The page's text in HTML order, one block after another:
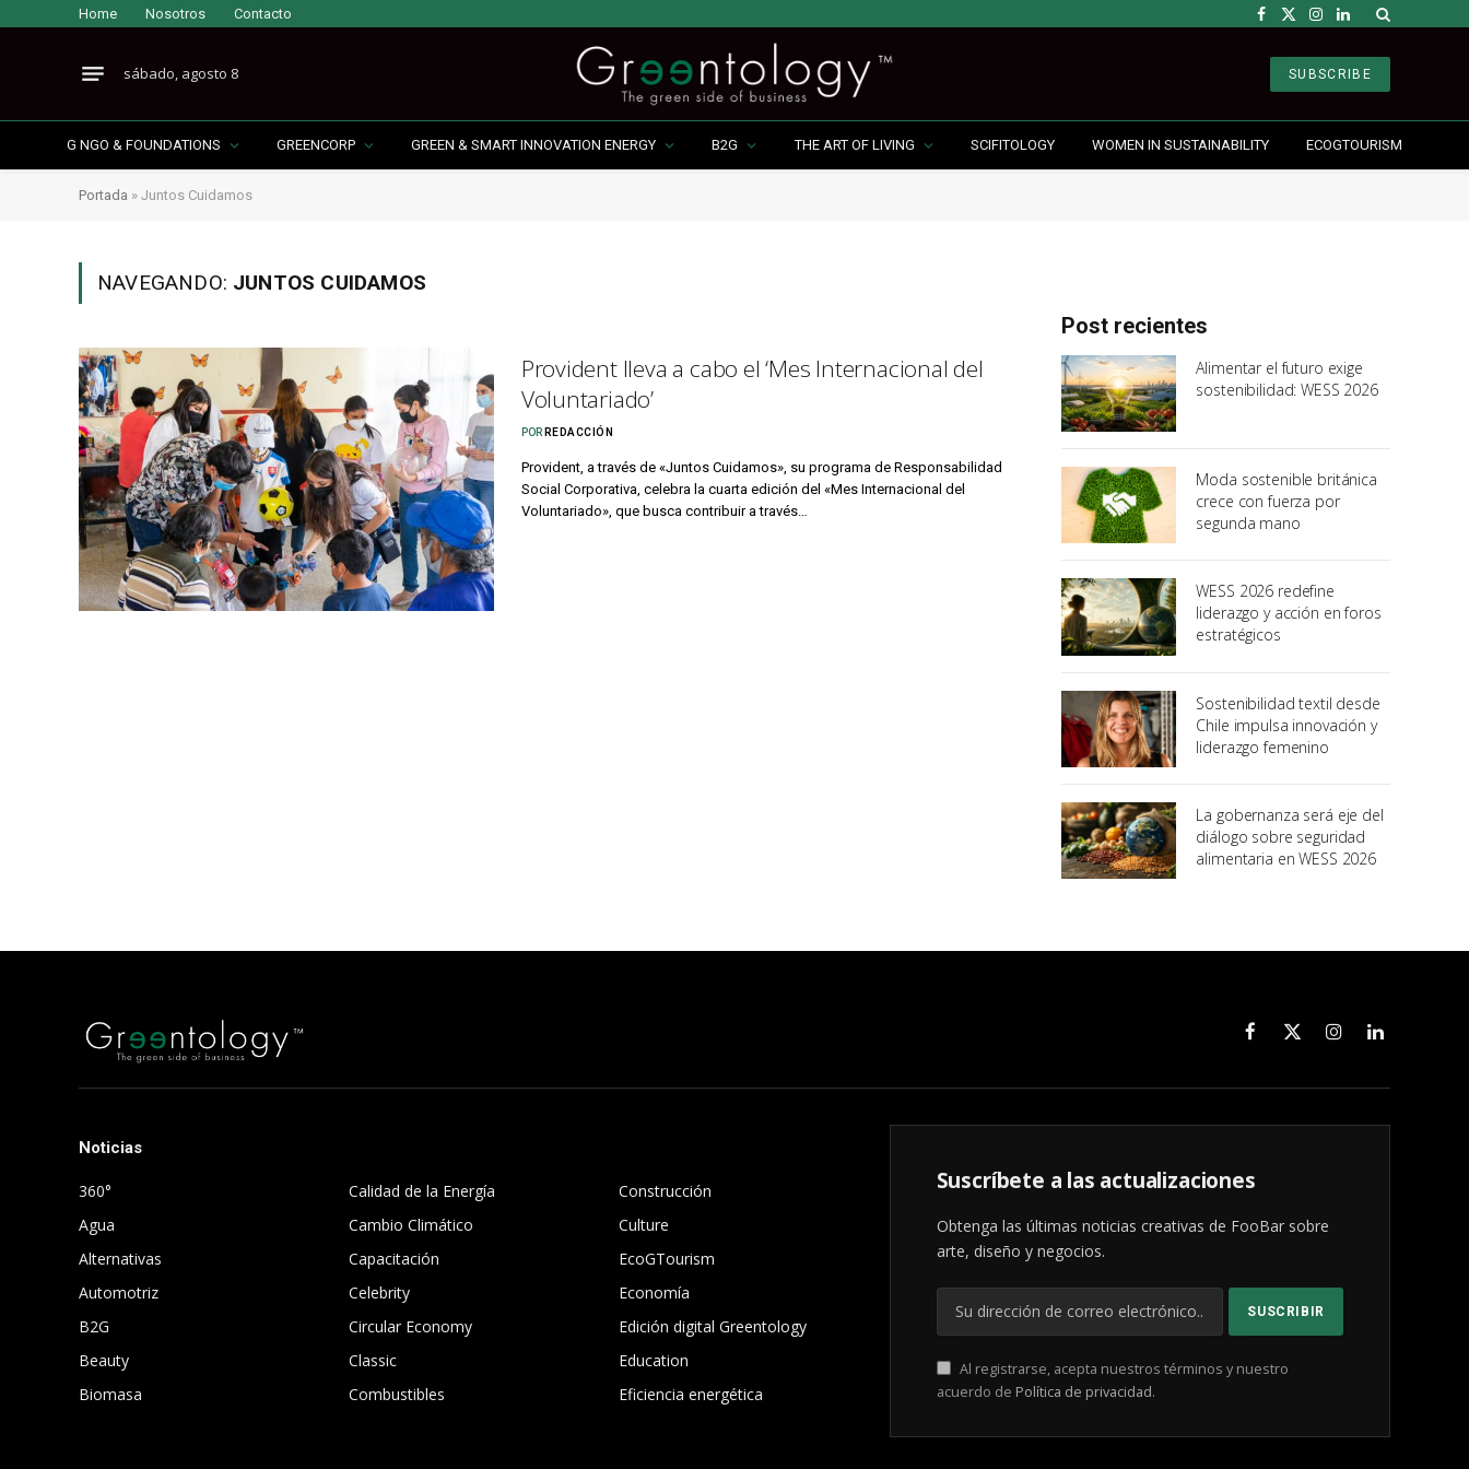
Home Nosotros Contacto Facebook
X
Instagram
LinkedIn
sábado, agosto 8 SUBSCRIBE
G NGO & FOUNDATIONS GREENCORP GREEN & SMART INNOVATION ENERGY B2G THE ART OF LIVING SCIFITOLOGY WOMEN IN SUSTAINABILITY ECOGTOURISM
Portada » Juntos Cuidamos
NAVEGANDO: JUNTOS CUIDAMOS
Provident lleva a cabo el ‘Mes Internacional del
Voluntariado’
POR REDACCIÓN
Provident, a través de «Juntos Cuidamos», su programa de Responsabilidad
Social Corporativa, celebra la cuarta edición del «Mes Internacional del
Voluntariado», que busca contribuir a través…
Post recientes
Alimentar el futuro exige
sostenibilidad: WESS 2026
Moda sostenible británica
crece con fuerza por
segunda mano
WESS 2026 redefine
liderazgo y acción en foros
estratégicos
Sostenibilidad textil desde
Chile impulsa innovación y
liderazgo femenino
La gobernanza será eje del
diálogo sobre seguridad
alimentaria en WESS 2026
Facebook
X
InstagramLinkedIn
Noticias
360°
Agua
Alternativas
Automotriz
B2G
Beauty
Biomasa
Calidad de la Energía
Cambio Climático
Capacitación
Celebrity
Circular Economy
Classic
Combustibles
Construcción
Culture
EcoGTourism
Economía
Edición digital Greentology
Education
Eficiencia energética
Suscríbete a las actualizaciones
Obtenga las últimas noticias creativas de FooBar sobre
arte, diseño y negocios.
Al registrarse, acepta nuestros términos y nuestro
acuerdo de Política de privacidad.